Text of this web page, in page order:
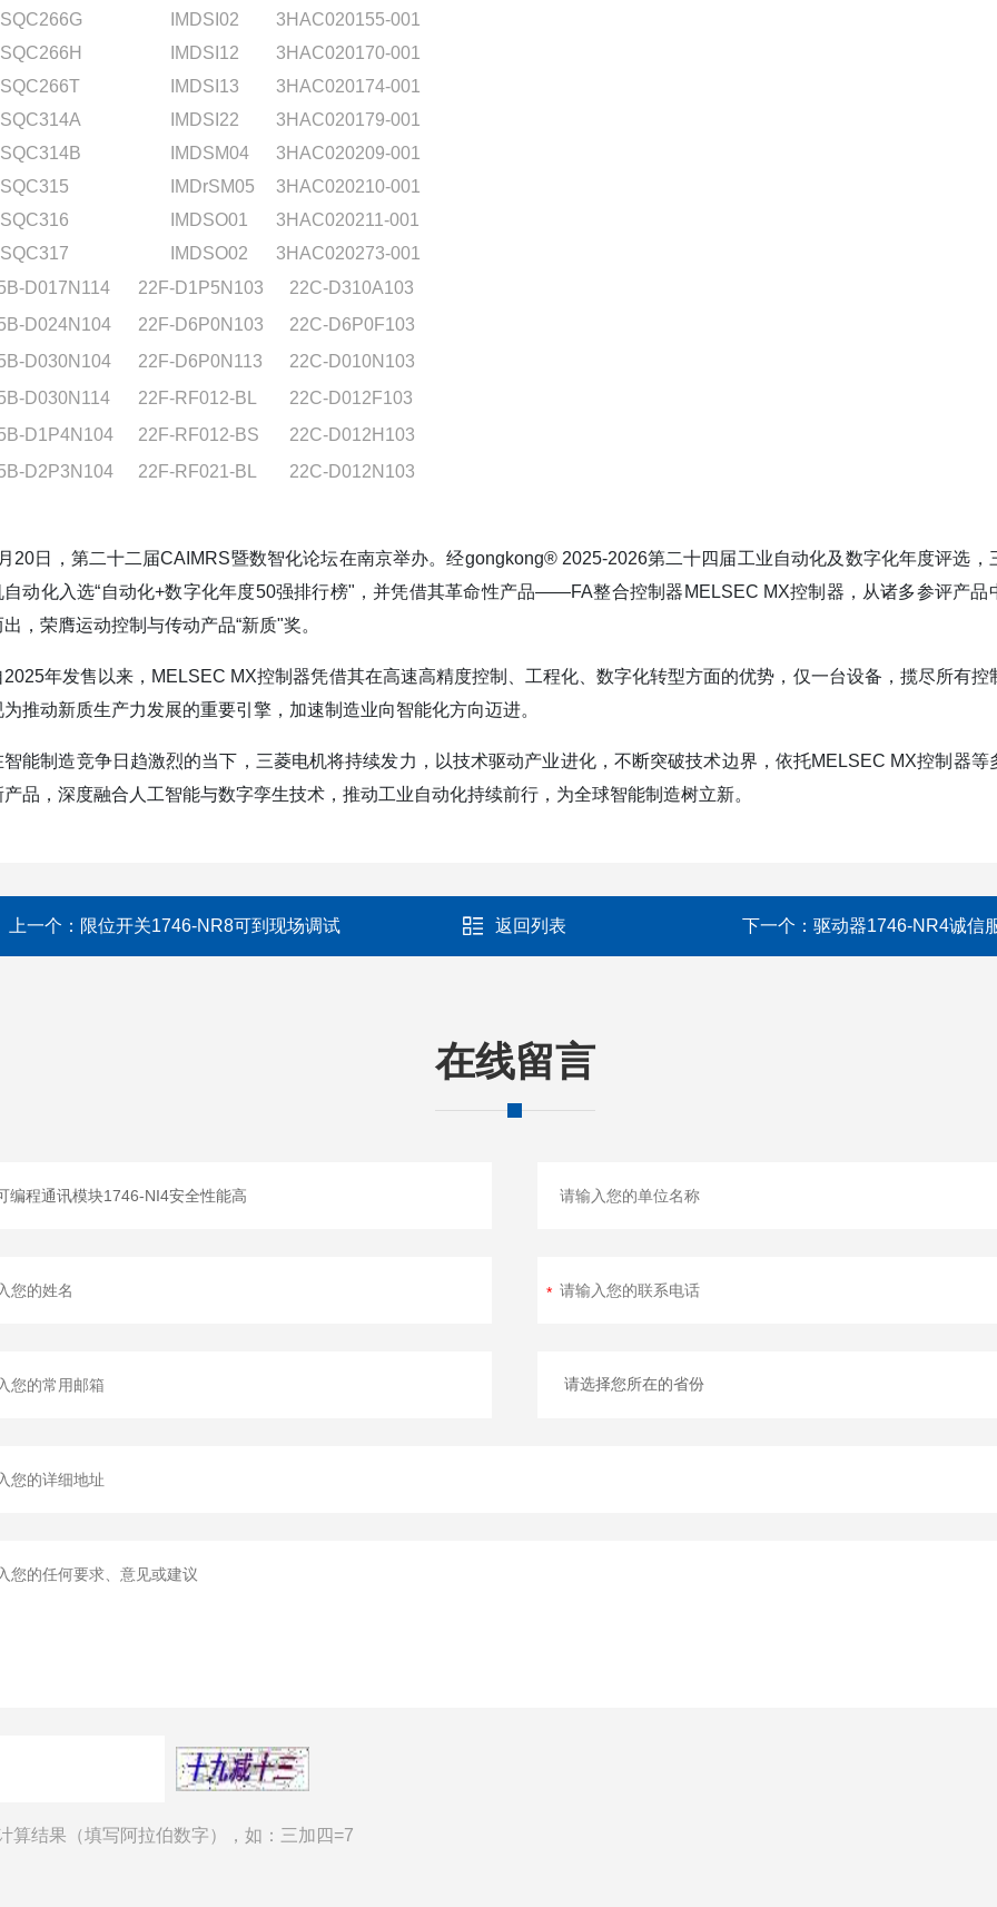
IMDSI02
3HAC020155-001
IMDSI12
3HAC020170-001
IMDSI13
3HAC020174-001
IMDSI22
3HAC020179-001
IMDSM04
3HAC020209-001
IMDrSM05
3HAC020210-001
IMDSO01
3HAC020211-001
IMDSO02
3HAC020273-001
D017N114
22F-D1P5N103
22C-D310A103
D024N104
22F-D6P0N103
22C-D6P0F103
D030N104
22F-D6P0N113
22C-D010N103
D030N114
22F-RF012-BL
22C-D012F103
D1P4N104
22F-RF012-BS
22C-D012H103
D2P3N104
22F-RF021-BL 22C-D012N103
20日，第二十二届CAIMRS暨数智化论坛在南京举办。经gongkong® 2025-2026第二十四届工业自动化及数字化年度评选，
自动化入选“自动化+数字化年度50强排行榜"，并凭借其革命性产品——FA整合控制器MELSEC MX控制器，从诸多参评产品
出，荣膺运动控制与传动产品“新质"奖。
2025年发售以来，MELSEC MX控制器凭借其在高速高精度控制、工程化、数字化转型方面的优势，仅一台设备，揽尽所有控
为推动新质生产力发展的重要引擎，加速制造业向智能化方向迈进。
智能制造竞争日趋激烈的当下，三菱电机将持续发力，以技术驱动产业进化，不断突破技术边界，依托MELSEC MX控制器等
产品，深度融合人工智能与数字孪生技术，推动工业自动化持续前行，为全球智能制造树立新。
上一个： 限位开关1746-NR8可到现场调试 返回列表 下一个： 驱动器1746-NR4诚信
在线留言
算结果（填写阿拉伯数字），如：三加四=7